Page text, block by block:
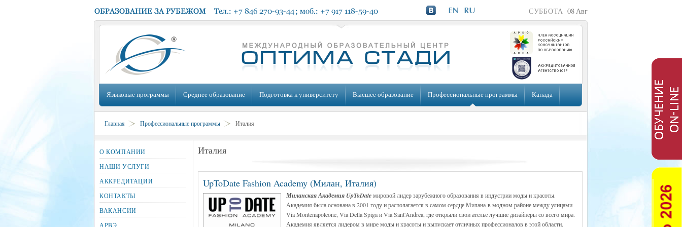
СУББОТА 08Авг
Языковые программы Среднее образование Подготовка к университету Высшее образование Профессиональные программы Канада
Главная Профессиональные программы Италия
Италия
UpToDate Fashion Academy (Милан, Италия)
Миланская Академия UpToDateмировой лидер зарубежного образования в индустрии моды и красоты.
Академия была основана в 2001 году и располагается в самом сердце Милана в модном районе между улицами
Via Montenapoleone, Via Della Spiga и Via Sant'Andrea, где открыли свои ателье лучшие дизайнеры со всего мира.
Академия является лидером в мире моды и красоты и выпускает отличных профессионалов в этой области.
О КОМПАНИИ
НАШИ УСЛУГИ
АККРЕДИТАЦИИ
КОНТАКТЫ
ВАКАНСИИ
АРВЭ